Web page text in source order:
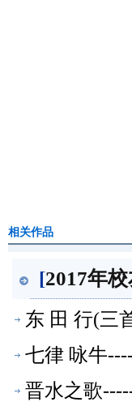
相关作品
[2017年
东 田 行(三
七律 咏牛
晋水之歌